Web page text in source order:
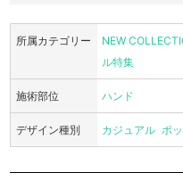
所属カテゴリー NEW
ル特集
施術部位 ハンド
デザイン種別 カジュアル ポ